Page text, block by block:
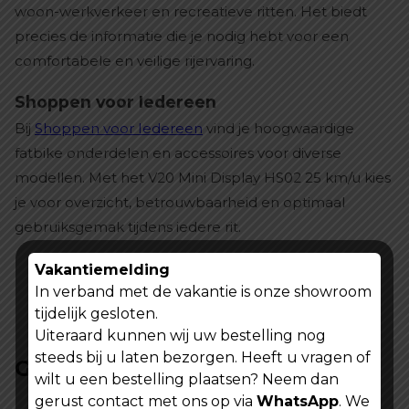
woon-werkverkeer en recreatieve ritten. Het biedt
precies de informatie die je nodig hebt voor een
comfortabele en veilige rijervaring.
Shoppen voor Iedereen
Bij Shoppen voor Iedereen vind je hoogwaardige
fatbike onderdelen en accessoires voor diverse
modellen. Met het V20 Mini Display HS02 25 km/u kies
je voor overzicht, betrouwbaarheid en optimaal
gebruiksgemak tijdens iedere rit.
Gerelateerde producten
Vakantiemelding
In verband met de vakantie is onze showroom
tijdelijk gesloten.
Uiteraard kunnen wij uw bestelling nog
steeds bij u laten bezorgen. Heeft u vragen of
wilt u een bestelling plaatsen? Neem dan
gerust contact met ons op via WhatsApp. We